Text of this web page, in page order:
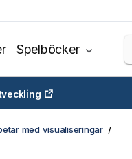
Spelböcker
med visualiseringar